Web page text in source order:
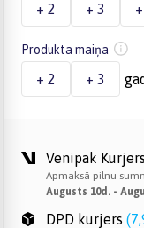
+ 2 + 3
Produkta maiņa
+ 2 + 3
Venipak Kurjers
Apmaksā pilnu
Augusts 10d. -
DPD kurjers (